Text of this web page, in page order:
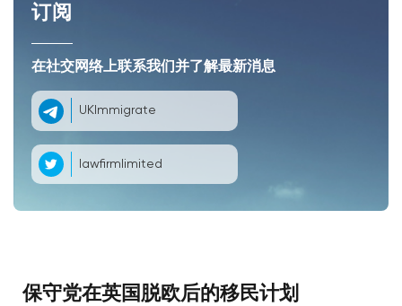
订阅
在社交网络上联系我们并了解最新消息
UKImmigrate
lawfirmlimited
保守党在英国脱欧后的移民计划